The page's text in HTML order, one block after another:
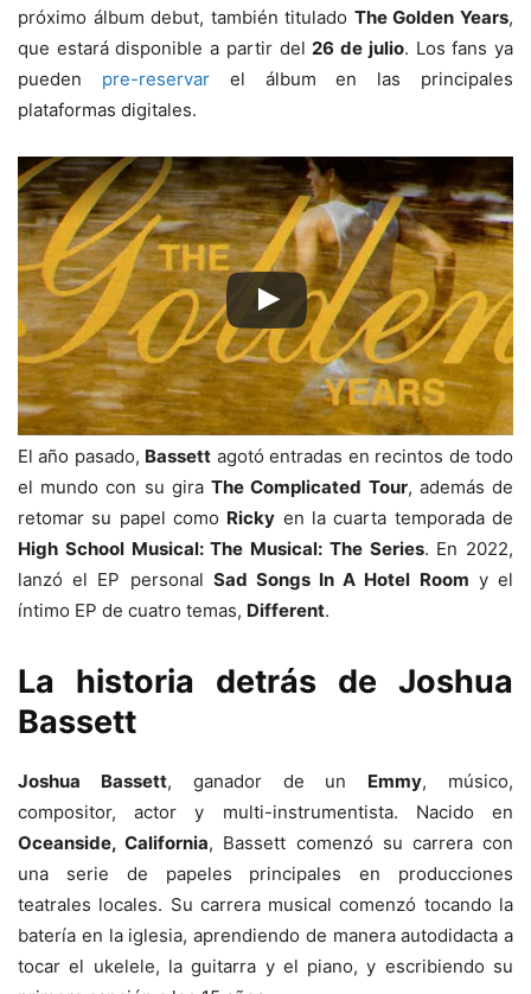
próximo álbum debut, también titulado The Golden Years,
que estará disponible a partir del26 de julio. Los fans ya
pueden pre-reservarel álbum en las principales
plataformas digitales.
El año pasado, Bassett agotó entradas en recintos de todo
el mundo con su giraThe Complicated Tour, además de
retomar su papel como Ricky en la cuarta temporada de
High School Musical: The Musical: The Series. En 2022,
lanzó el EP personal Sad Songs In A Hotel Room y el
íntimo EP de cuatro temas, Different.
La historia detrás de Joshua
Bassett
Joshua Bassett, ganador de un Emmy, músico,
compositor, actor y multi-instrumentista. Nacido en
Oceanside, California, Bassett comenzó su carrera con
una serie de papeles principales en producciones
teatrales locales. Su carrera musical comenzó tocando la
batería en la iglesia, aprendiendo de manera autodidacta a
tocar el ukelele, la guitarra y el piano, y escribiendo su